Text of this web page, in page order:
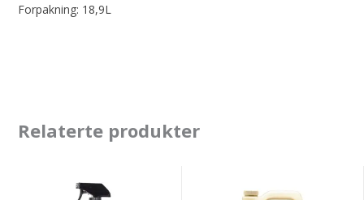
Forpakning: 18,9L
Relaterte produkter
Meguiars